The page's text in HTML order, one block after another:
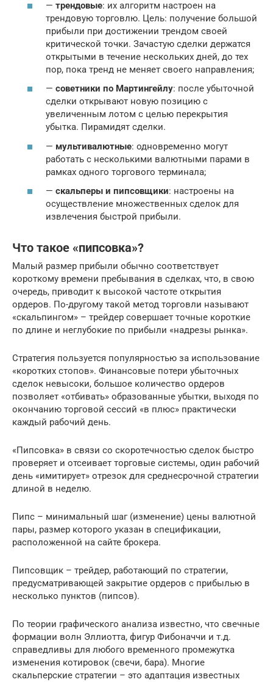
— трендовые: их алгоритм настроен на
трендовую торговлю. Цель: получение большой
прибыли при достижении трендом своей
критической точки. Зачастую сделки держатся
открытыми в течение нескольких дней, до тех
пор, пока тренд не меняет своего направления;
— советники по Мартингейлу: после убыточной
сделки открывают новую позицию с
увеличенным лотом с целью перекрытия
убытка. Пирамидят сделки.
— мультивалютные: одновременно могут
работать с несколькими валютными парами в
рамках одного торгового терминала;
— скальперы и пипсовщики: настроены на
осуществление множественных сделок для
извлечения быстрой прибыли.
Что такое «пипсовка»?
Малый размер прибыли обычно соответствует
короткому времени пребывания в сделках, что, в свою
очередь, приводит к высокой частоте открытия
ордеров. По-другому такой метод торговли называют
«скальпингом» – трейдер совершает точные короткие
по длине и неглубокие по прибыли «надрезы рынка».
Стратегия пользуется популярностью за использование
«коротких стопов». Финансовые потери убыточных
сделок невысоки, большое количество ордеров
позволяет «отбивать» образованные убытки, выходя по
окончанию торговой сессий «в плюс» практически
каждый рабочий день.
«Пипсовка» в связи со скоротечностью сделок быстро
проверяет и отсеивает торговые системы, один рабочий
день «имитирует» отрезок для среднесрочной стратегии
длиной в неделю.
Пипс – минимальный шаг (изменение) цены валютной
пары, размер которого указан в спецификации,
расположенной на сайте брокера.
Пипсовщик – трейдер, работающий по стратегии,
предусматривающей закрытие ордеров с прибылью в
несколько пунктов (пипсов).
По теории графического анализа известно, что свечные
формации волн Эллиотта, фигур Фибоначчи и т.д.
справедливы для любого временного промежутка
изменения котировок (свечи, бара). Многие
скальперские стратегии – это адаптация известных